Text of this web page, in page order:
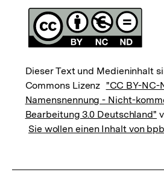
Dieser Text und Medieninhalt
Commons Lizenz "CC BY-NC-
Namensnennung - Nicht-
Bearbeitung 3.0 Deutschland"
Sie wollen einen Inhalt von